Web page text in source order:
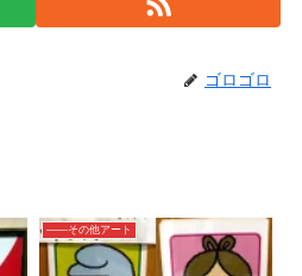
ゴロゴロ
――その他アート